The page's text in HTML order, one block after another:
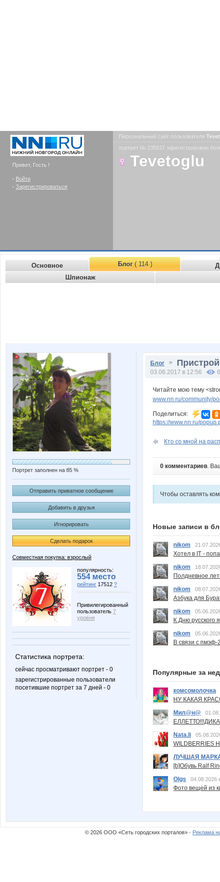
Привет, Гость !
- Войти
- Зарегистрироваться
Персональный сайт пользователя
портрет № 235837 зарегистрирован
Tevetoglu
Основное Блог( 114 )
Шпионаж
Портрет заполнен на 85 %
Отправить приватное сообщение
Добавить в друзья
Игнорировать
Сделать подарок
Совместная покупка: взрослый
популярность:
554 место
рейтинг 17512 ?
Привилегированный
пользователь 7
уровня
Статистика портрета:
сейчас просматривают портрет - 0
зарегистрированные пользователи
посетившие портрет за 7 дней - 0
Блог >
03.06.2017 в 12:56
Читайте мою тему
www.nn.ru/community/
Поделиться:
https://www.nn.ru/
Кто со мной на
0 комментариев.
Чтобы оставлять
Новые записи в
nikom
Хотел в IT -
nikom
Полдневное
nikom
Азбука для
nikom
К Дню русского
nikom
В связи с пмэф-
Популярные за
комсомолочка
НУ КАКАЯ
Мил@н@
Nata.li
ЛУЧШАЯ
[b]Обувь Ralf
Olgs
04.08.2026
Фото вещей из
© 2026 ООО «Сеть городских порталов» · Реклама